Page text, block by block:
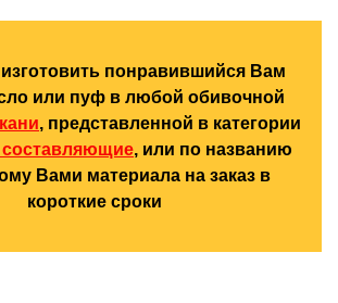
понравившийся Вам
или пуф в любой обивочной
, представленной в категории
, или по названию
Вами материала на заказ в
короткие сроки